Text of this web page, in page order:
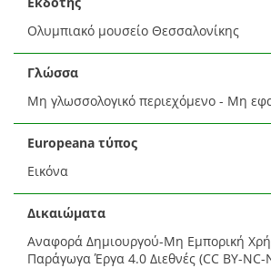
Ολυμπιακό μουσείο Θεσσαλονίκης
Γλώσσα
Μη γλωσσολογικό περιεχόμενο - Μη
Europeana τύπος
Εικόνα
Δικαιώματα
Αναφορά Δημιουργού-Μη Εμπορική
Παράγωγα Έργα 4.0 Διεθνές (CC BY-NC-